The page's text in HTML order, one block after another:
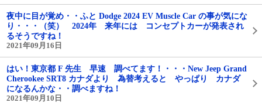
夜中に目が覚め・・ふと Dodge 2024 EV Muscle Car の事が気にな
り・・・（笑） 2024年 来年には コンセプトカーが発表され
るそうですね！
2021年09月16日
はい！東京都 F 先生 早速 調べてます！・・・New Jeep Grand
Cherookee SRT8 カナダより 為替考えると やっぱり カナダ
になるんかな・・調べますね！
2021年09月10日